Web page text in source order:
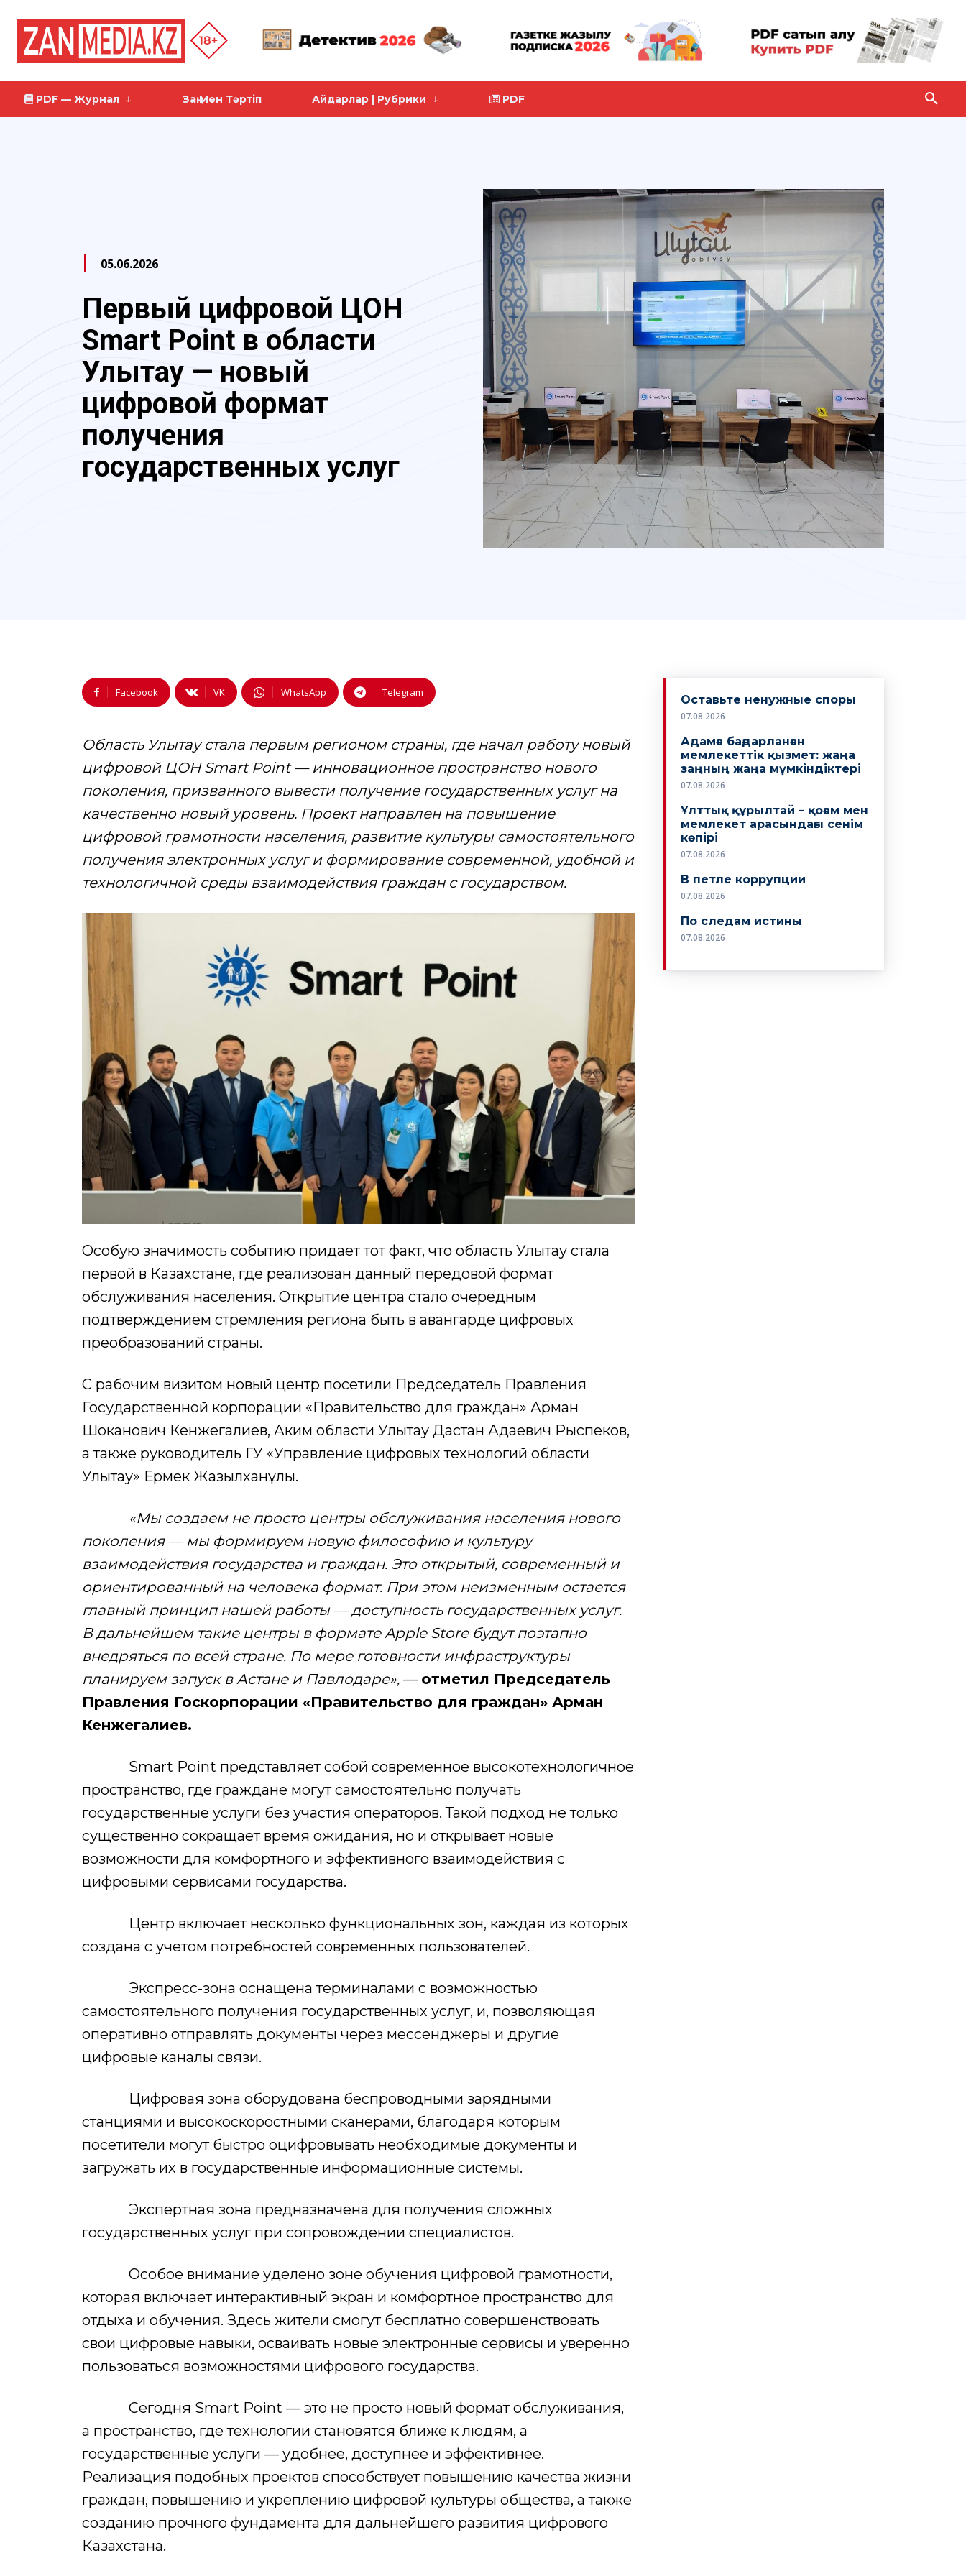
PDF — Журнал Заң Мен Тәртіп Айдарлар | Рубрики PDF
05.06.2026
Первый цифровой ЦОН
Smart Point в области
Улытау — новый
цифровой формат
получения
государственных услуг
Facebook VK WhatsApp Telegram
Область Улытау стала первым регионом страны, где начал работу новый
цифровой ЦОН Smart Point — инновационное пространство нового
поколения, призванного вывести получение государственных услуг на
качественно новый уровень. Проект направлен на повышение
цифровой грамотности населения, развитие культуры самостоятельного
получения электронных услуг и формирование современной, удобной и
технологичной среды взаимодействия граждан с государством.
Особую значимость событию придает тот факт, что область Улытау стала
первой в Казахстане, где реализован данный передовой формат
обслуживания населения. Открытие центра стало очередным
подтверждением стремления региона быть в авангарде цифровых
преобразований страны.
С рабочим визитом новый центр посетили Председатель Правления
Государственной корпорации «Правительство для граждан» Арман
Шоканович Кенжегалиев, Аким области Улытау Дастан Адаевич Рыспеков,
а также руководитель ГУ «Управление цифровых технологий области
Улытау» Ермек Жазылханұлы.
«Мы создаем не просто центры обслуживания населения нового
поколения — мы формируем новую философию и культуру
взаимодействия государства и граждан. Это открытый, современный и
ориентированный на человека формат. При этом неизменным остается
главный принцип нашей работы — доступность государственных услуг.
В дальнейшем такие центры в формате Apple Store будут поэтапно
внедряться по всей стране. По мере готовности инфраструктуры
планируем запуск в Астане и Павлодаре», — отметил Председатель
Правления Госкорпорации «Правительство для граждан» Арман
Кенжегалиев.
Smart Point представляет собой современное высокотехнологичное
пространство, где граждане могут самостоятельно получать
государственные услуги без участия операторов. Такой подход не только
существенно сокращает время ожидания, но и открывает новые
возможности для комфортного и эффективного взаимодействия с
цифровыми сервисами государства.
Центр включает несколько функциональных зон, каждая из которых
создана с учетом потребностей современных пользователей.
Экспресс-зона оснащена терминалами с возможностью
самостоятельного получения государственных услуг, и, позволяющая
оперативно отправлять документы через мессенджеры и другие
цифровые каналы связи.
Цифровая зона оборудована беспроводными зарядными
станциями и высокоскоростными сканерами, благодаря которым
посетители могут быстро оцифровывать необходимые документы и
загружать их в государственные информационные системы.
Экспертная зона предназначена для получения сложных
государственных услуг при сопровождении специалистов.
Особое внимание уделено зоне обучения цифровой грамотности,
которая включает интерактивный экран и комфортное пространство для
отдыха и обучения. Здесь жители смогут бесплатно совершенствовать
свои цифровые навыки, осваивать новые электронные сервисы и уверенно
пользоваться возможностями цифрового государства.
Сегодня Smart Point — это не просто новый формат обслуживания,
а пространство, где технологии становятся ближе к людям, а
государственные услуги — удобнее, доступнее и эффективнее.
Реализация подобных проектов способствует повышению качества жизни
граждан, повышению и укреплению цифровой культуры общества, а также
созданию прочного фундамента для дальнейшего развития цифрового
Казахстана.
Оставьте ненужные споры
07.08.2026
Адамға бағдарланған
мемлекеттік қызмет: жаңа
заңның жаңа мүмкіндіктері
07.08.2026
Ұлттық құрылтай – қоғам мен
мемлекет арасындағы сенім
көпірі
07.08.2026
В петле коррупции
07.08.2026
По следам истины
07.08.2026